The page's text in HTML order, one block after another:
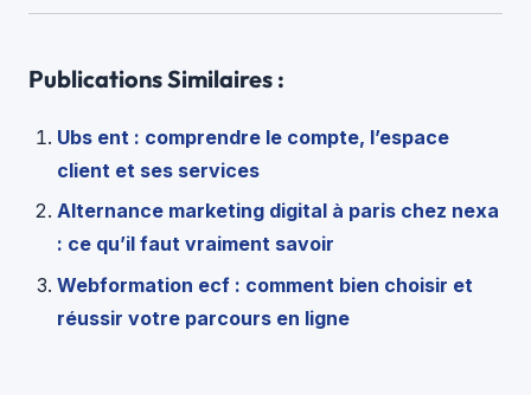
Publications Similaires :
Ubs ent : comprendre le compte, l’espace
client et ses services
Alternance marketing digital à paris chez nexa
: ce qu’il faut vraiment savoir
Webformation ecf : comment bien choisir et
réussir votre parcours en ligne